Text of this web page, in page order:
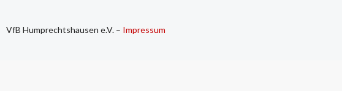
VfB Humprechtshausen e.V. – Impressum